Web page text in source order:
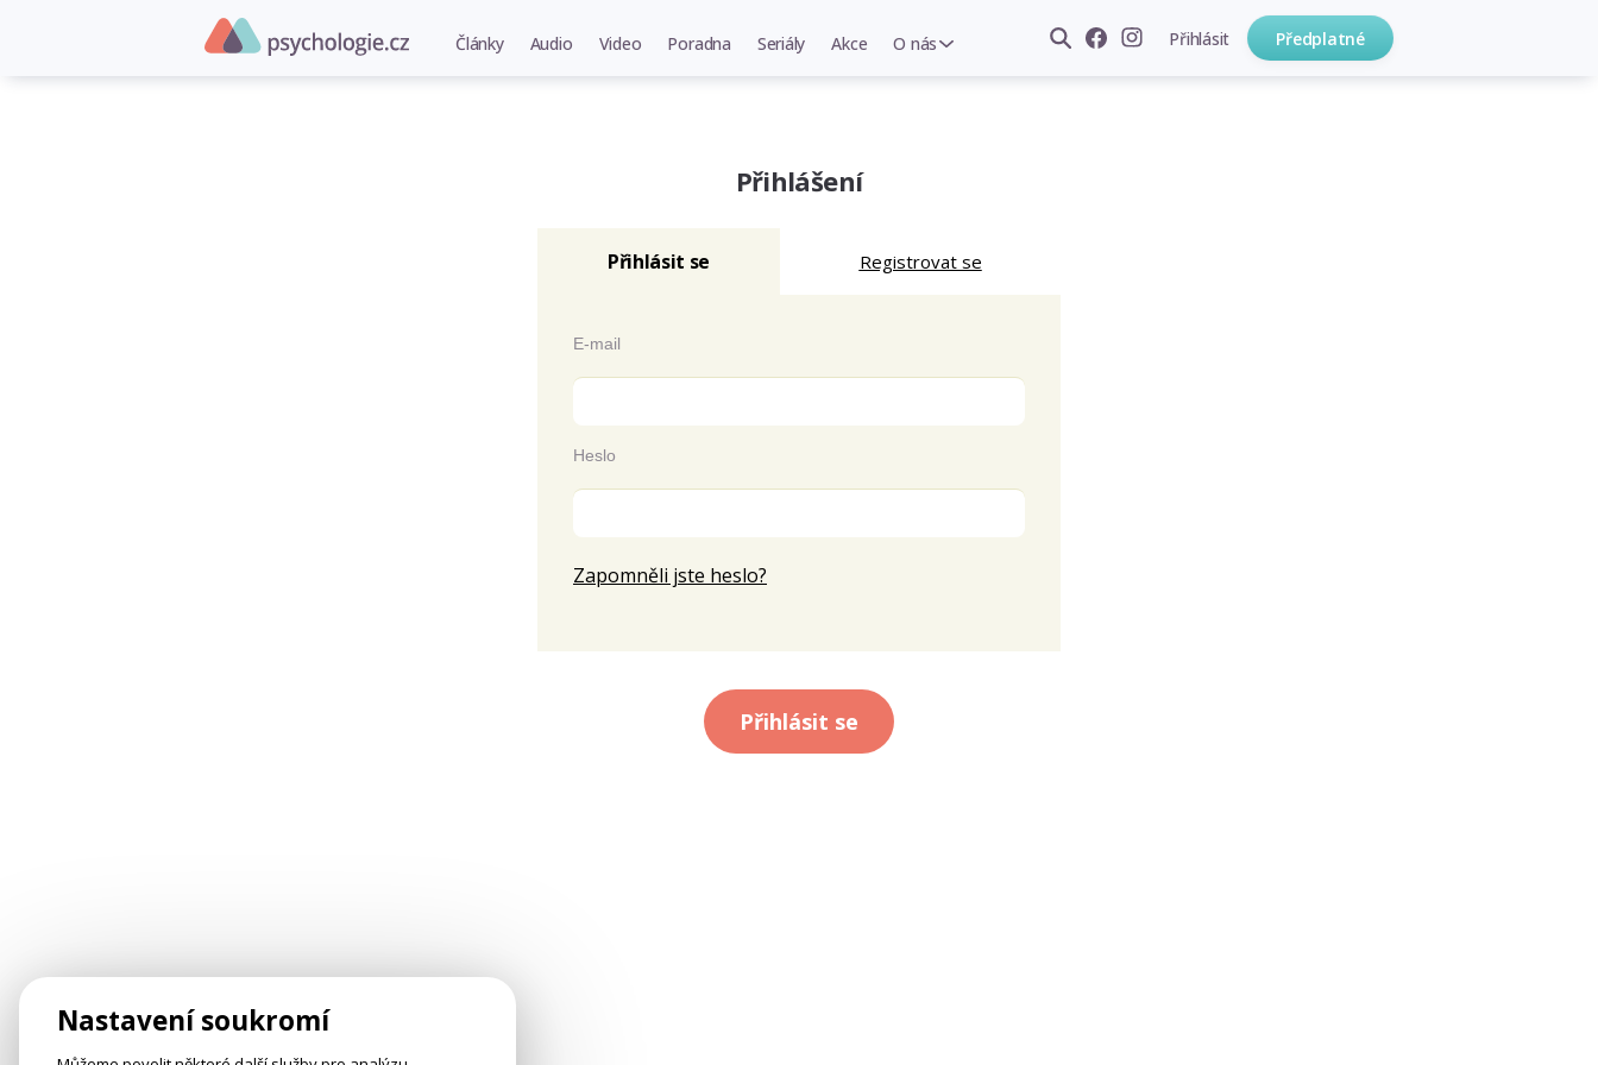
Články Audio Video Poradna Seriály Akce O nás Přihlásit Předplatné
Přihlášení
Přihlásit se Registrovat se
E-mail
Heslo
Zapomněli jste heslo?
Přihlásit se
Nastavení soukromí